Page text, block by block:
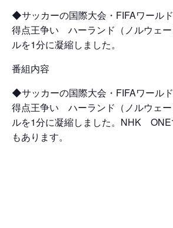
◆サッカーの国際大会・FIFAワール
得点王争い ハーランド（ノルウェー
ルを1分に凝縮しました。
番組内容
◆サッカーの国際大会・FIFAワール
得点王争い ハーランド（ノルウェー
ルを1分に凝縮しました。NHK ONE
もあります。